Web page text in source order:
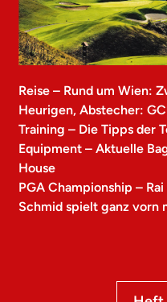
Reise – Rund um Wien:
Heurigen, Abstecher:
Training – Die Tipps der
Equipment – Aktuelle
House
PGA Championship –
Schmid spielt ganz vorn